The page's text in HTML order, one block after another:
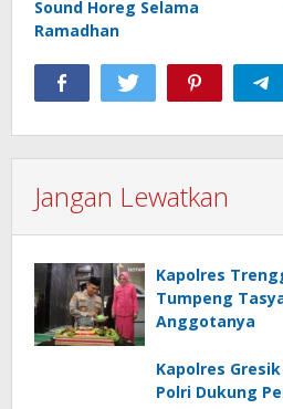
Sound Horeg Selama
Ramadhan
Jangan Lewatkan
Kapolres
Tumpeng
Anggotanya
Kapolres
Polri Dukung